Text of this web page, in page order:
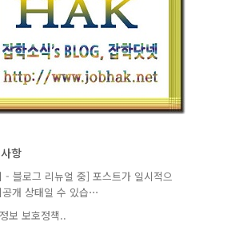
항
- 블로그 리뉴얼 중] 포스트가 일시적으
공개 상태일 수 있습⋯
보 보호정책..